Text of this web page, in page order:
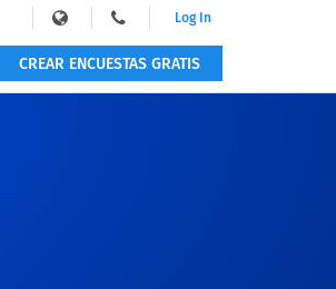
Log In
CREAR ENCUESTAS GRATIS